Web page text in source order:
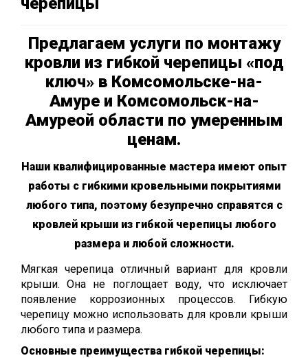
Предлагаем услуги по монтажу
кровли из гибкой черепицы «под
ключ» в Комсомольске-на-
Амуре и Комсомольск-на-
Амуреой области по умеренным
ценам.
Наши квалифицированные мастера имеют опыт
работы с гибкими кровельными покрытиями
любого типа, поэтому безупречно справятся с
кровлей крыши из гибкой черепицы любого
размера и любой сложности.
Мягкая черепица отличный вариант для кровли
крыши. Она не поглощает воду, что исключает
появление коррозионных процессов. Гибкую
черепицу можно использовать для кровли крыши
любого типа и размера.
Основные преимущества гибкой черепицы: